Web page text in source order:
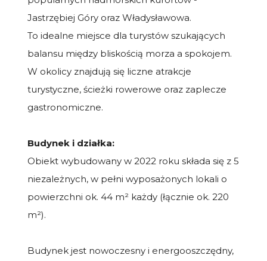
Jastrzębiej Góry oraz Władysławowa.
To idealne miejsce dla turystów szukających
balansu między bliskością morza a spokojem.
W okolicy znajdują się liczne atrakcje
turystyczne, ścieżki rowerowe oraz zaplecze
gastronomiczne.
Budynek i działka:
Obiekt wybudowany w 2022 roku składa się z 5
niezależnych, w pełni wyposażonych lokali o
powierzchni ok. 44 m² każdy (łącznie ok. 220
m²).
Budynek jest nowoczesny i energooszczędny,